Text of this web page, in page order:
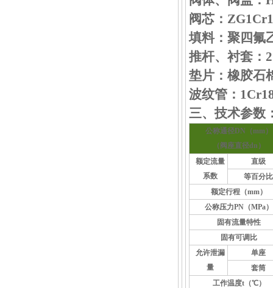
阀芯：
填料：聚四氟
推杆、衬套：
垫片：橡胶石
波纹管：
三、技术参数
公称通径DN（mm）
（阀座直径dn）
额定流量
系数
直级
等百分比
额定行程（mm）
公称压力PN（MPa）
固有流量特性
固有可调比
允许泄漏
量
单座
套筒
工作温度t（℃）